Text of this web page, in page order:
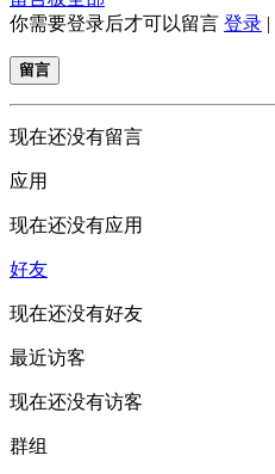
你需要登录后才可以留言 登录 |
留言
现在还没有留言
应用
现在还没有应用
好友
现在还没有好友
最近访客
现在还没有访客
群组